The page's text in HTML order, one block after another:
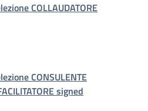
COLLAUDATORE
CONSULENTE
signed